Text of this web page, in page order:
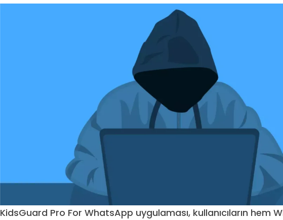
KidsGuard Pro For WhatsApp uygulaması, kullanıcıların hem